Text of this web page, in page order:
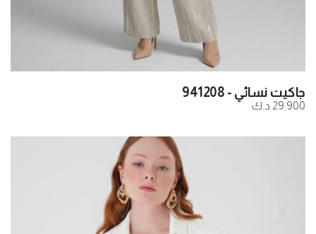
جاكيت نسائي - 941208
29.900 د.ك